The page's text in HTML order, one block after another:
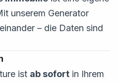
unserem Generator
– die Daten sind
ist ab sofort in Ihrem